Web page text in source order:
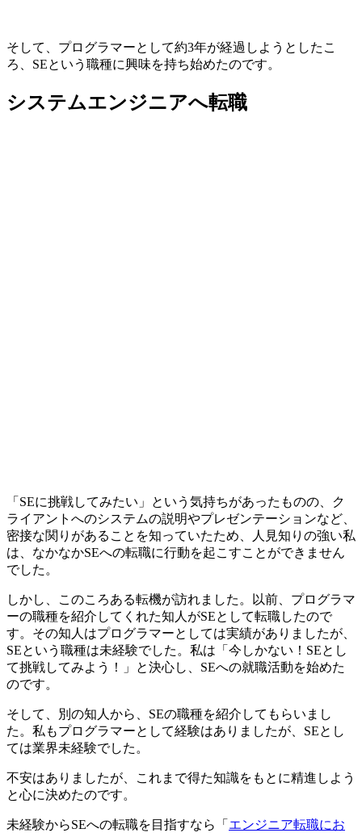
そして、プログラマーとして約3年が経過しようとしたこ
ろ、SEという職種に興味を持ち始めたのです。
システムエンジニアへ転職
「 SEに挑戦してみたい 」という気持ちがあったものの、ク
ライアントへのシステムの説明やプレゼンテーションなど、
密接な関りがあることを知っていたため、人見知りの強い私
は、なかなかSEへの転職に行動を起こすことができません
でした。
しかし、このころある転機が訪れました 。以前、プログラマ
ーの職種を紹介してくれた知人がSEとして転職したので
す。その知人はプログラマーとしては実績がありましたが、
SEという職種は未経験でした。私は「今しかない！SEとし
て挑戦してみよう！」と決心し、SEへの就職活動を始めた
のです。
そして、別の知人から、SEの職種を紹介してもらいまし
た。私もプログラマーとして経験はありましたが、 SEとし
ては業界未経験でした。
不安はありましたが、これまで得た知識をもとに精進しよう
と心に決めたのです。
未経験からSEへの転職を目指すなら「 エンジニア転職にお